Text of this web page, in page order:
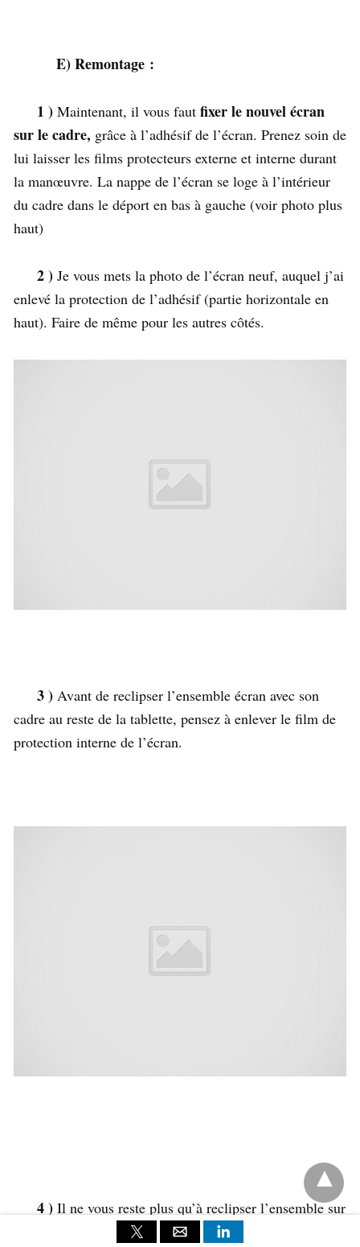
E) Remontage :
1 ) Maintenant, il vous faut fixer le nouvel écran
sur le cadre, grâce à l’adhésif de l’écran. Prenez soin de
lui laisser les films protecteurs externe et interne durant
la manœuvre. La nappe de l’écran se loge à l’intérieur
du cadre dans le déport en bas à gauche (voir photo plus
haut)
2 ) Je vous mets la photo de l’écran neuf, auquel j’ai
enlevé la protection de l’adhésif (partie horizontale en
haut). Faire de même pour les autres côtés.
3 ) Avant de reclipser l’ensemble écran avec son
cadre au reste de la tablette, pensez à enlever le film de
protection interne de l’écran.
4 ) Il ne vous reste plus qu’à reclipser l’ensemble sur
la dalle, en prenant soin de la nappe de l’écran tactile.